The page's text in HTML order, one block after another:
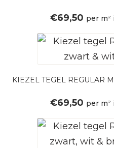
€69,50 per
KIEZEL TEGEL REGULAR
€69,50 per